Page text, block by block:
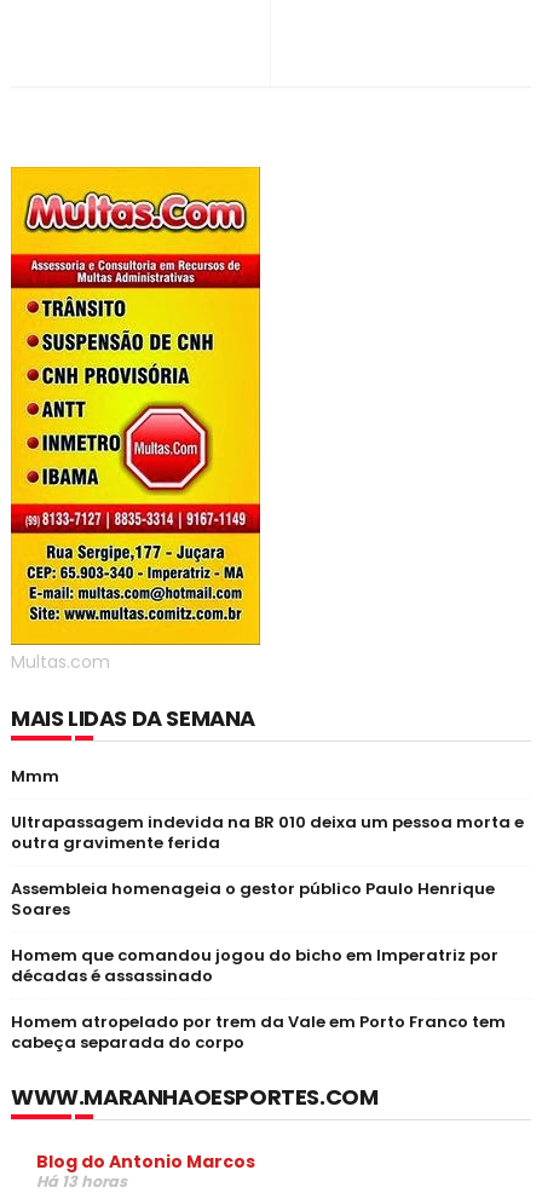
Multas.com
MAIS LIDAS DA SEMANA
Mmm
Ultrapassagem indevida na BR 010 deixa um pessoa morta e
outra gravimente ferida
Assembleia homenageia o gestor público Paulo Henrique
Soares
Homem que comandou jogou do bicho em Imperatriz por
décadas é assassinado
Homem atropelado por trem da Vale em Porto Franco tem
cabeça separada do corpo
WWW.MARANHAOESPORTES.COM
Blog do Antonio Marcos
Há 13 horas